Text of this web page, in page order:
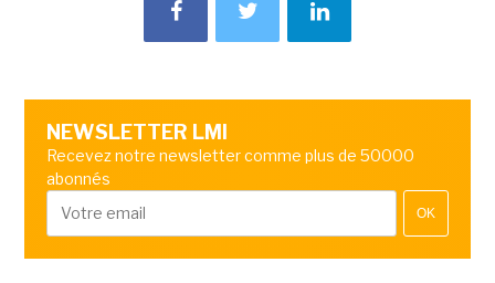
NEWSLETTER LMI
Recevez notre newsletter comme plus de 50000
abonnés
OK